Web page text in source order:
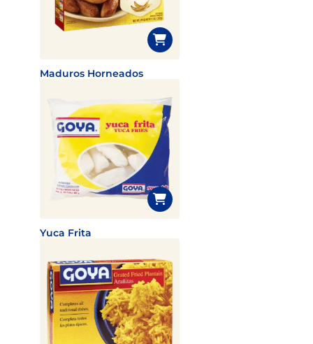
Maduros Horneados
Yuca Frita